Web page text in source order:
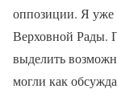
оппозиции. Я уже
Верховной Рады.
выделить
могли как